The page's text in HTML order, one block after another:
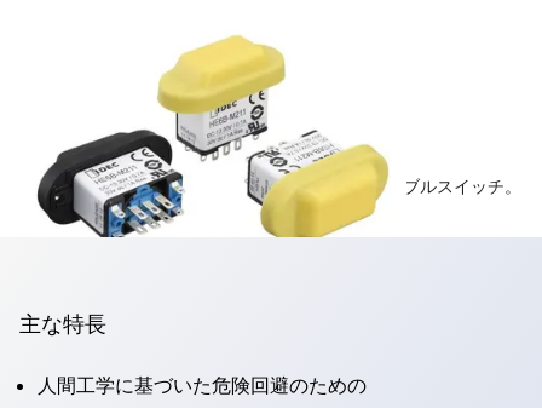
HE6B形イネーブルスイッチ
コンパクト設計のモニタ接点付3ポジションイネーブルスイッチ。
主な特長
人間工学に基づいた危険回避のための